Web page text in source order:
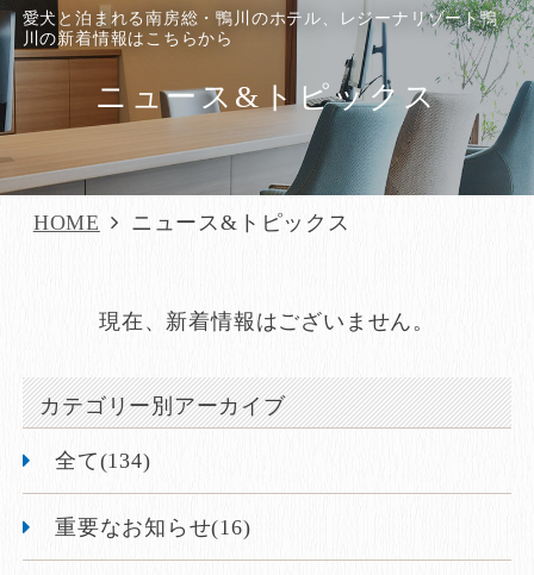
愛犬と泊まれる南房総・鴨川のホテル、レジーナリゾート鴨
川の新着情報はこちらから
ニュース&トピックス
HOME ニュース&トピックス
現在、新着情報はございません。
カテゴリー別アーカイブ
全て(134)
重要なお知らせ(16)